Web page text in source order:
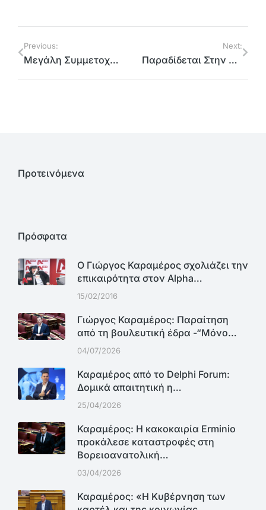
Previous:
Μεγάλη Συμμετοχή Από Τους Ωφελούμενους ΤΕΒΑ 6 Δήμων και 2 Ι.Μ. Του Βόρειου Τομέα Κατά την Παραλαβή Προϊόντων
Next:
Παραδίδεται Στην Κυκλοφορία Η Οδός Αχαρνών Στην Κάτω Κηφισιά
Προτεινόμενα
Πρόσφατα
Ο Γιώργος Καραμέρος σχολιάζει την
επικαιρότητα στον Alpha…
15/02/2016
Γιώργος Καραμέρος: Παραίτηση
από τη βουλευτική έδρα -“Μόνο…
04/07/2026
Καραμέρος από το Delphi Forum:
Δομικά απαιτητική η…
25/04/2026
Καραμέρος: Η κακοκαιρία Erminio
προκάλεσε καταστροφές στη
Βορειοανατολική…
03/04/2026
Καραμέρος: «Η Κυβέρνηση των